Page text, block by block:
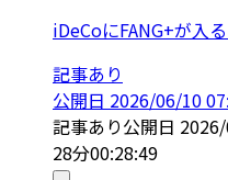
iDeCoにFANG+が入
記事あり
公開日 2026/06/10
記事あり公開日
28分00:28:49